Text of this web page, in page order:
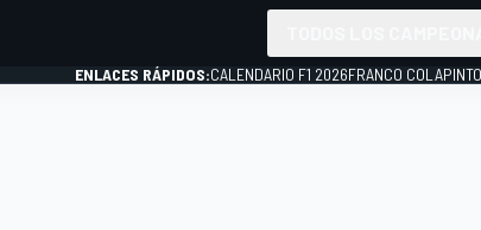
ENLACES RÁPIDOS:CALENDARIO F1 2026FRANCO COLAPINTO